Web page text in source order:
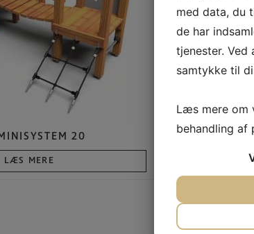
20
LÆS MERE
med data, du
de har
tjenester. Ved
samtykke til
Læs mere om
behandling af